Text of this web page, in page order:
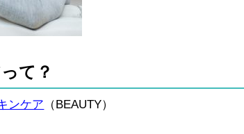
て？
ンケア （BEAUTY）